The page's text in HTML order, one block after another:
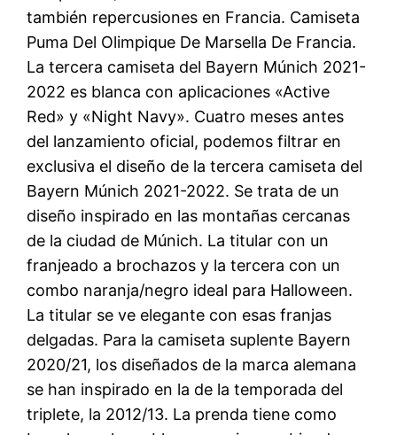
también repercusiones en Francia. Camiseta
Puma Del Olimpique De Marsella De Francia.
La tercera camiseta del Bayern Múnich 2021-
2022 es blanca con aplicaciones «Active
Red» y «Night Navy». Cuatro meses antes
del lanzamiento oficial, podemos filtrar en
exclusiva el diseño de la tercera camiseta del
Bayern Múnich 2021-2022. Se trata de un
diseño inspirado en las montañas cercanas
de la ciudad de Múnich. La titular con un
franjeado a brochazos y la tercera con un
combo naranja/negro ideal para Halloween.
La titular se ve elegante con esas franjas
delgadas. Para la camiseta suplente Bayern
2020/21, los diseñados de la marca alemana
se han inspirado en la de la temporada del
triplete, la 2012/13. La prenda tiene como